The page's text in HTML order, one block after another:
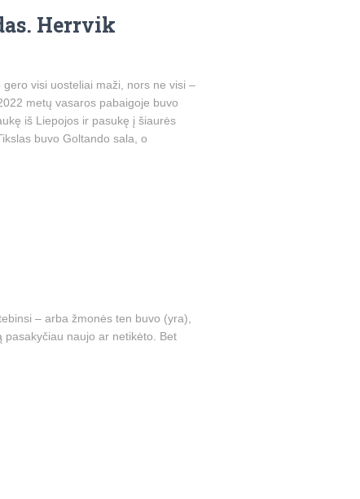
Herrvik
visi uosteliai maži, nors ne visi –
metų vasaros pabaigoje buvo
iš Liepojos ir pasukę į šiaurės
buvo Goltando sala, o
– arba žmonės ten buvo (yra),
naujo ar netikėto. Bet